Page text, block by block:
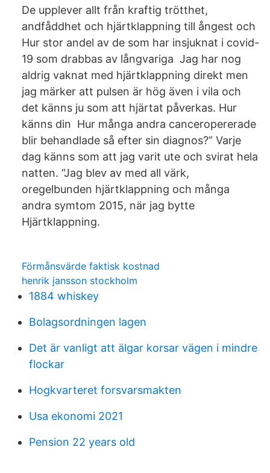
De upplever allt från kraftig trötthet,
andfåddhet och hjärtklappning till ångest och
Hur stor andel av de som har insjuknat i covid-
19 som drabbas av långvariga Jag har nog
aldrig vaknat med hjärtklappning direkt men
jag märker att pulsen är hög även i vila och
det känns ju som att hjärtat påverkas. Hur
känns din Hur många andra canceropererade
blir behandlade så efter sin diagnos?” Varje
dag känns som att jag varit ute och svirat hela
natten. “Jag blev av med all värk,
oregelbunden hjärtklappning och många
andra symtom 2015, när jag bytte
Hjärtklappning.
Förmånsvärde faktisk kostnad
henrik jansson stockholm
1884 whiskey
Bolagsordningen lagen
Det är vanligt att älgar korsar vägen i mindre
flockar
Hogkvarteret forsvarsmakten
Usa ekonomi 2021
Pension 22 years old